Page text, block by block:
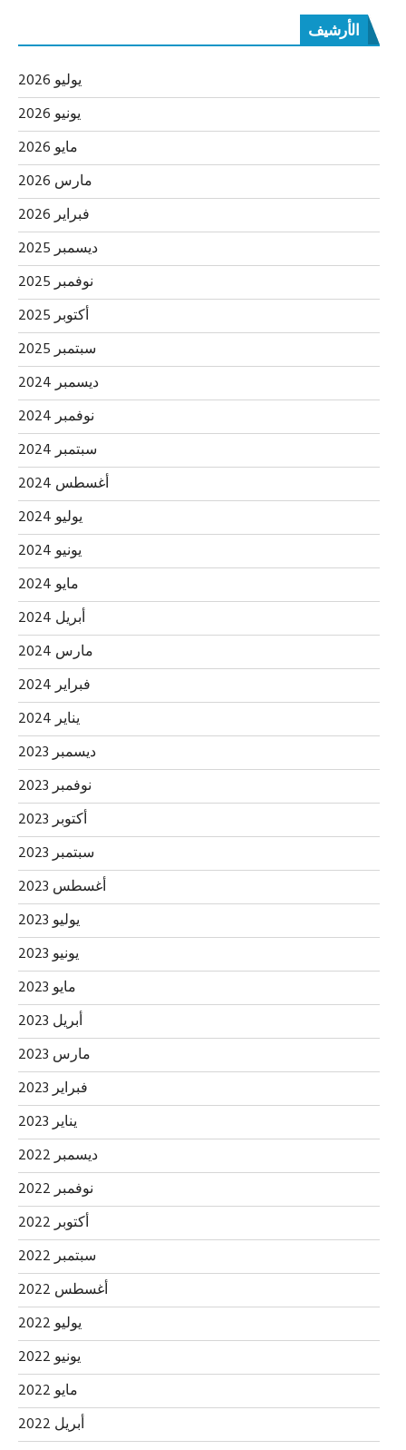
الأرشيف
يوليو 2026
يونيو 2026
مايو 2026
مارس 2026
فبراير 2026
ديسمبر 2025
نوفمبر 2025
أكتوبر 2025
سبتمبر 2025
ديسمبر 2024
نوفمبر 2024
سبتمبر 2024
أغسطس 2024
يوليو 2024
يونيو 2024
مايو 2024
أبريل 2024
مارس 2024
فبراير 2024
يناير 2024
ديسمبر 2023
نوفمبر 2023
أكتوبر 2023
سبتمبر 2023
أغسطس 2023
يوليو 2023
يونيو 2023
مايو 2023
أبريل 2023
مارس 2023
فبراير 2023
يناير 2023
ديسمبر 2022
نوفمبر 2022
أكتوبر 2022
سبتمبر 2022
أغسطس 2022
يوليو 2022
يونيو 2022
مايو 2022
أبريل 2022